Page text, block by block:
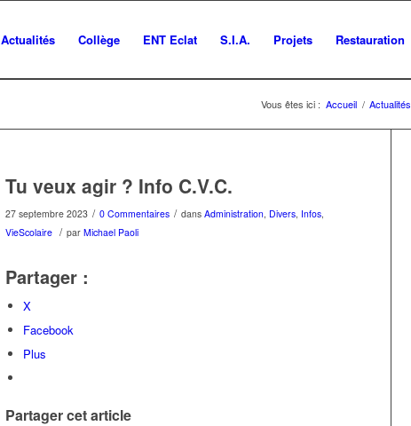
Actualités Collège ENT Eclat S.I.A. Projets Restauration
Vous êtes ici : Accueil / Actualités
Tu veux agir ? Info C.V.C.
27 septembre 2023 / 0 Commentaires / dans Administration, Divers, Infos,
VieScolaire / par Michael Paoli
Partager :
X
Facebook
Plus
Partager cet article